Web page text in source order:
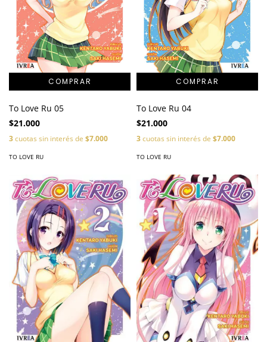
To Love Ru 05
$21.000
3cuotas sin interés de $7.000
TO LOVE RU
To Love Ru 04
$21.000
3cuotas sin interés de $7.000
TO LOVE RU